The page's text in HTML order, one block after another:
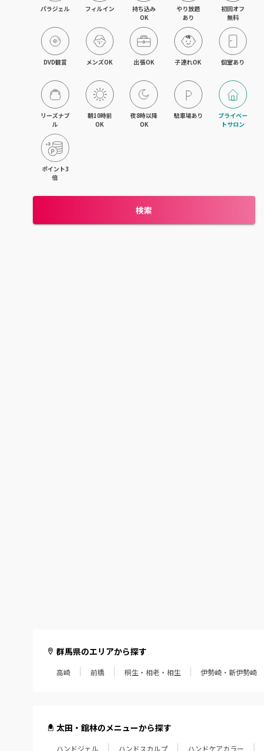
パラジェル フィルイン
持ち込み
OK
やり放題
あり
初回オフ
無料
DVD観賞 メンズOK 出張OK 子連れOK 個室あり
リーズナブ
ル
朝10時前
OK
夜8時以降
OK
駐車場あり
プライベー
トサロン
ポイント3
倍
検索
群馬県のエリアから探す
高崎 前橋 桐生・相老・相生 伊勢崎・新伊勢崎
太田・館林のメニューから探す
ハンドジェル ハンドスカルプ ハンドケアカラー